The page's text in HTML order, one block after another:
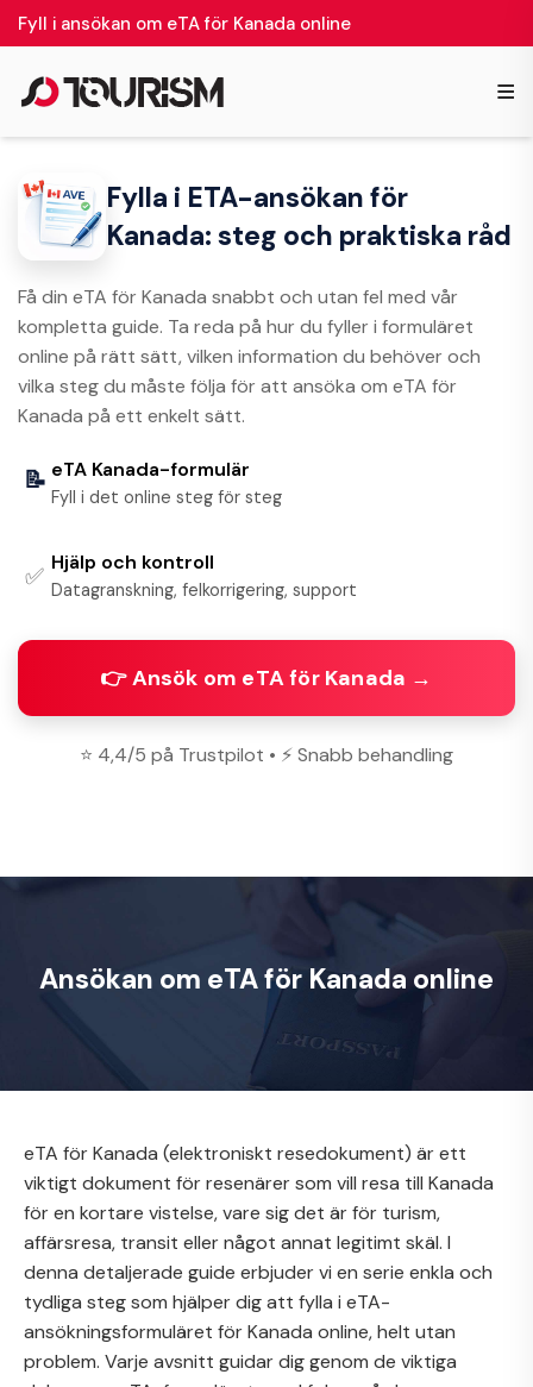
Fyll i ansökan om eTA för Kanada online
≡
Fylla i ETA-ansökan för
Kanada: steg och praktiska råd
Få din eTA för Kanada snabbt och utan fel med vår
kompletta guide. Ta reda på hur du fyller i formuläret
online på rätt sätt, vilken information du behöver och
vilka steg du måste följa för att ansöka om eTA för
Kanada på ett enkelt sätt.
📝 eTA Kanada-formulär
Fyll i det online steg för steg
✅ Hjälp och kontroll
Datagranskning, felkorrigering, support
👉 Ansök om eTA för Kanada →
⭐ 4,4/5 på Trustpilot • ⚡ Snabb behandling
Ansökan om eTA för Kanada online
eTA för Kanada (elektroniskt resedokument) är ett
viktigt dokument för resenärer som vill resa till Kanada
för en kortare vistelse, vare sig det är för turism,
affärsresa, transit eller något annat legitimt skäl. I
denna detaljerade guide erbjuder vi en serie enkla och
tydliga steg som hjälper dig att fylla i eTA-
ansökningsformuläret för Kanada online, helt utan
problem. Varje avsnitt guidar dig genom de viktiga